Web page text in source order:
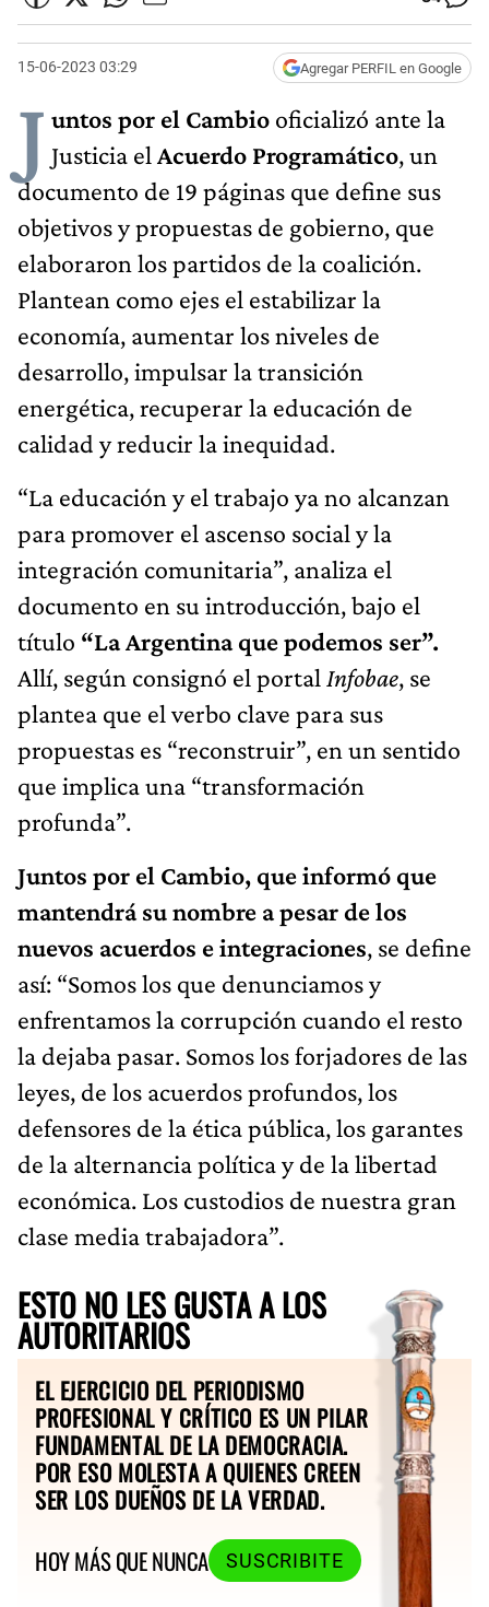
15-06-2023 03:29 Agregar PERFIL en Google
J untos por el Cambio oficializó ante la
Justicia el Acuerdo Programático, un
documento de 19 páginas que define sus
objetivos y propuestas de gobierno, que
elaboraron los partidos de la coalición.
Plantean como ejes el estabilizar la
economía, aumentar los niveles de
desarrollo, impulsar la transición
energética, recuperar la educación de
calidad y reducir la inequidad.
“La educación y el trabajo ya no alcanzan
para promover el ascenso social y la
integración comunitaria”, analiza el
documento en su introducción, bajo el
título “La Argentina que podemos ser”.
Allí, según consignó el portal Infobae, se
plantea que el verbo clave para sus
propuestas es “reconstruir”, en un sentido
que implica una “transformación
profunda”.
Juntos por el Cambio, que informó que
mantendrá su nombre a pesar de los
nuevos acuerdos e integraciones, se define
así: “Somos los que denunciamos y
enfrentamos la corrupción cuando el resto
la dejaba pasar. Somos los forjadores de las
leyes, de los acuerdos profundos, los
defensores de la ética pública, los garantes
de la alternancia política y de la libertad
económica. Los custodios de nuestra gran
clase media trabajadora”.
ESTO NO LES GUSTA A LOS
AUTORITARIOS
EL EJERCICIO DEL PERIODISMO
PROFESIONAL Y CRÍTICO ES UN PILAR
FUNDAMENTAL DE LA DEMOCRACIA.
POR ESO MOLESTA A QUIENES CREEN
SER LOS DUEÑOS DE LA VERDAD.
HOY MÁS QUE NUNCA
SUSCRIBITE